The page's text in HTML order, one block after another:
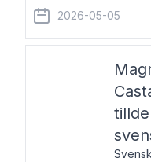
Stipendiebeloppet är
Anders Agebjörn,
2026-05-05